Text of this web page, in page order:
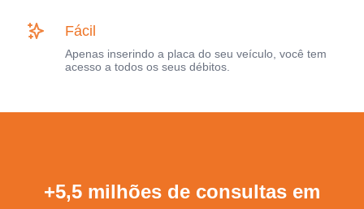
Fácil
Apenas inserindo a placa do seu veículo, você tem
acesso a todos os seus débitos.
+5,5 milhões de consultas em